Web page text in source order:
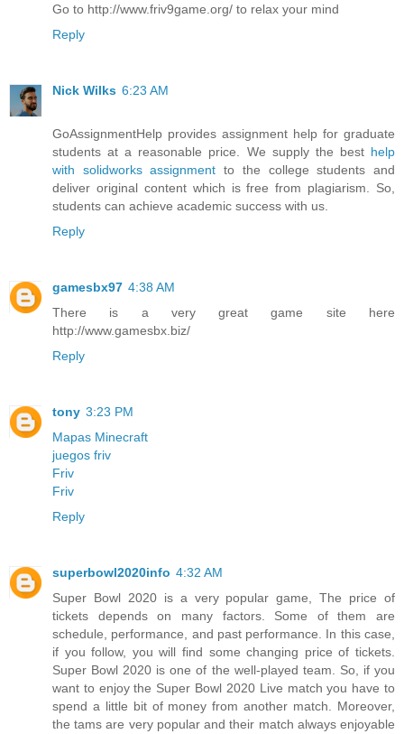
Go to http://www.friv9game.org/ to relax your mind
Reply
Nick Wilks 6:23 AM
GoAssignmentHelp provides assignment help for graduate
students at a reasonable price. We supply the best help
with solidworks assignment to the college students and
deliver original content which is free from plagiarism. So,
students can achieve academic success with us.
Reply
gamesbx97 4:38 AM
There is a very great game site here
http://www.gamesbx.biz/
Reply
tony 3:23 PM
Mapas Minecraft
juegos friv
Friv
Friv
Reply
superbowl2020info 4:32 AM
Super Bowl 2020 is a very popular game, The price of
tickets depends on many factors. Some of them are
schedule, performance, and past performance. In this case,
if you follow, you will find some changing price of tickets.
Super Bowl 2020 is one of the well-played team. So, if you
want to enjoy the Super Bowl 2020 Live match you have to
spend a little bit of money from another match. Moreover,
the tams are very popular and their match always enjoyable